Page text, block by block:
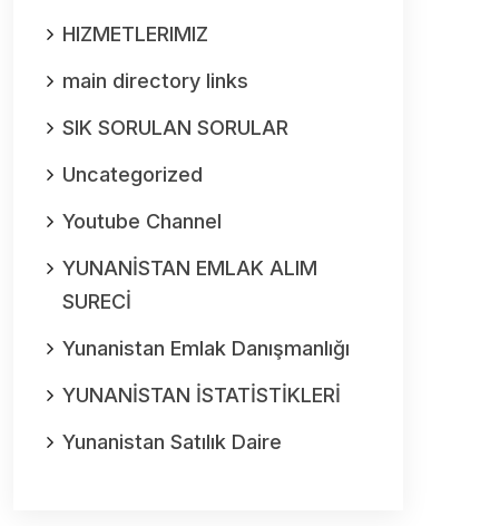
HIZMETLERIMIZ
main directory links
SIK SORULAN SORULAR
Uncategorized
Youtube Channel
YUNANİSTAN EMLAK ALIM
SURECİ
Yunanistan Emlak Danışmanlığı
YUNANİSTAN İSTATİSTİKLERİ
Yunanistan Satılık Daire